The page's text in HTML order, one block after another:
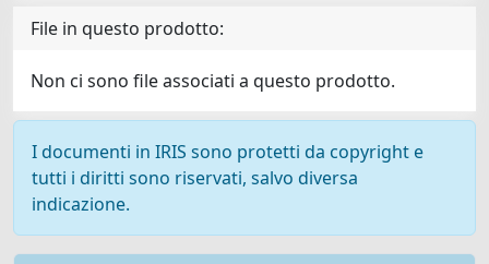
File in questo prodotto:
Non ci sono file associati a questo prodotto.
I documenti in IRIS sono protetti da copyright e
tutti i diritti sono riservati, salvo diversa
indicazione.